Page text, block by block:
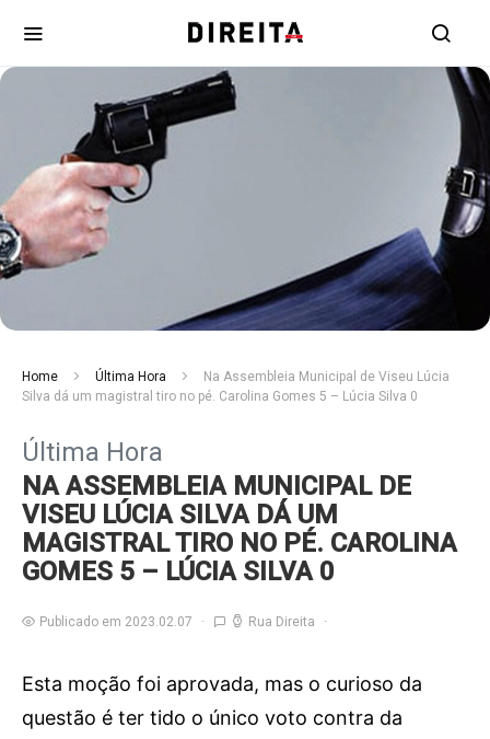
Home Última Hora
Na Assembleia Municipal de Viseu Lúcia
Silva dá um magistral tiro no pé. Carolina Gomes 5 – Lúcia Silva 0
Última Hora
NA ASSEMBLEIA MUNICIPAL DE
VISEU LÚCIA SILVA DÁ UM
MAGISTRAL TIRO NO PÉ. CAROLINA
GOMES 5 – LÚCIA SILVA 0
Publicado em 2023.02.07 Rua Direita
Esta moção foi aprovada, mas o curioso da
questão é ter tido o único voto contra da